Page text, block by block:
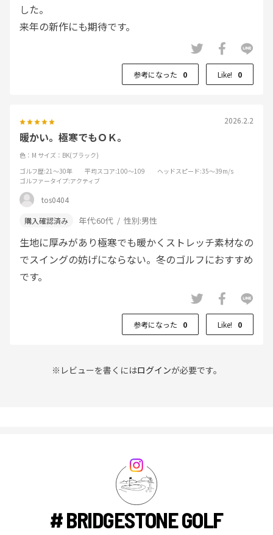
した。
来年の新作にも期待です。
参考になった 0 Like! 0
2026.2.2
暖かい。極寒でもＯＫ。
色：M サイズ：BK(ブラック)
ゴルフ歴:21～30年 平均スコア:100～109 ヘッドスピード:35～39m/s
ゴルファータイプ:アクティブ
tos0404
年代:60代 性別:男性
生地に厚みがあり極寒でも暖かくストレッチ素材なの
でスイングの妨げにならない。冬のゴルフにおすすめ
です。
参考になった 0 Like! 0
※レビューを書くにはログインが必要です。
# BRIDGESTONE GOLF